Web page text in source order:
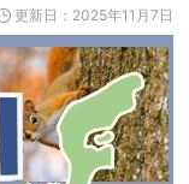
更新日：2025年11月7日